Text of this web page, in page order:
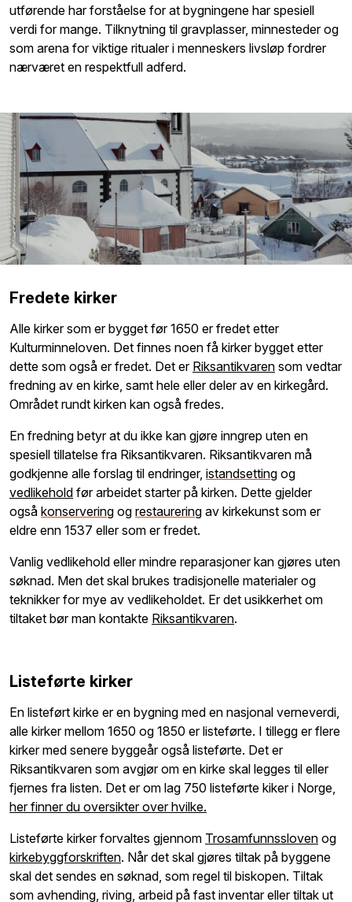
utførende har forståelse for at bygningene har spesiell
verdi for mange. Tilknytning til gravplasser, minnesteder og
som arena for viktige ritualer i menneskers livsløp fordrer
nærværet en respektfull adferd.
Fredete kirker
Alle kirker som er bygget før 1650 er fredet etter
Kulturminneloven. Det finnes noen få kirker bygget etter
dette som også er fredet. Det er Riksantikvaren som vedtar
fredning av en kirke, samt hele eller deler av en kirkegård.
Området rundt kirken kan også fredes.
En fredning betyr at du ikke kan gjøre inngrep uten en
spesiell tillatelse fra Riksantikvaren. Riksantikvaren må
godkjenne alle forslag til endringer, istandsetting og
vedlikehold før arbeidet starter på kirken. Dette gjelder
også konservering og restaurering av kirkekunst som er
eldre enn 1537 eller som er fredet.
Vanlig vedlikehold eller mindre reparasjoner kan gjøres uten
søknad. Men det skal brukes tradisjonelle materialer og
teknikker for mye av vedlikeholdet. Er det usikkerhet om
tiltaket bør man kontakte Riksantikvaren.
Listeførte kirker
En listeført kirke er en bygning med en nasjonal verneverdi,
alle kirker mellom 1650 og 1850 er listeførte. I tillegg er flere
kirker med senere byggeår også listeførte. Det er
Riksantikvaren som avgjør om en kirke skal legges til eller
fjernes fra listen. Det er om lag 750 listeførte kiker i Norge,
her finner du oversikter over hvilke.
Listeførte kirker forvaltes gjennom Trosamfunnssloven og
kirkebyggforskriften. Når det skal gjøres tiltak på byggene
skal det sendes en søknad, som regel til biskopen. Tiltak
som avhending, riving, arbeid på fast inventar eller tiltak ut